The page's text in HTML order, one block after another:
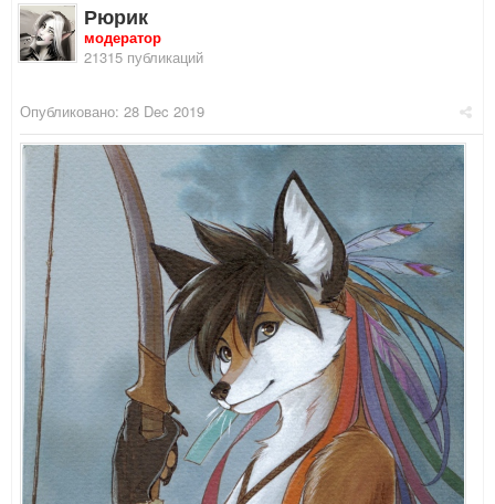
Рюрик
модератор
21315 публикаций
Опубликовано: 28 Dec 2019